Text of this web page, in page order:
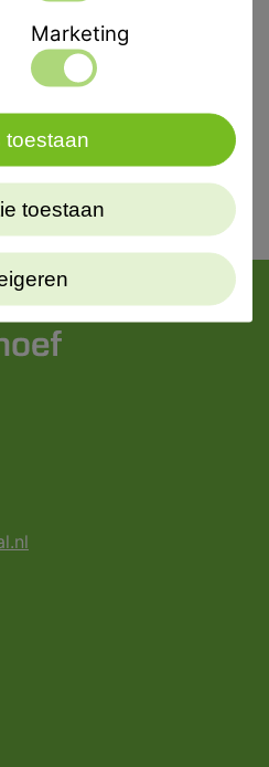
onbetande kaak.
Marketing
toestaan
toestaan